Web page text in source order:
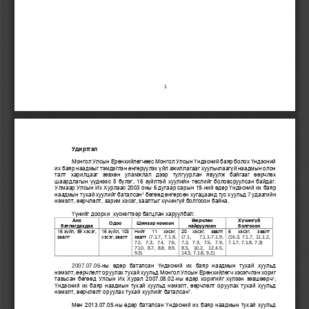
1
Удиртгал
Монгол Улсын Ерөнхийлөгчөөс Монгол Улсын Үндэсний баяр болох Үндэсний
их баяр наадмыг тэмдэглэн өнгөрүүлэх үйл ажиллагааг хуульчлаагүй наадмын олон
талт  харилцааг  зөвхөн  уламжлал  дээр
тулгуурлан  явуулж  байгааг  өөрчлөх
шаардлагын үүднээс 5 бүлэг, 16 зүйлтэй хуулийн төслийг боловсруулсан байдаг.
Улмаар Улсын Их Хурлаас 2003 оны 6 дугаар сарын 19-ний өдөр Үндэсний их баяр
наадмын тухай хуулийг баталсан1 бөгөөд өнгөрсөн хугацаанд тус хуульд 7 удаагийн
нэмэлт, өөрчлөлт, зарим хэсэг, заалтыг хүчингүй болгосон байна.
Үүнийг доорхи хүснэгтээр багцлан харуулбал:
Анх
батлагдахдаа
Одоо Шинээр нэмсэн
Өөрчлөн
найруулсан
Хүчингүй
болгосон
16 зүйл, 89 хэсэг,
заалт
16 зүйл, 103
хэсэг, заалт
Нийт   11   хэсэг,
заалт (7.1.7,  7.1.8,
7.2,   7.3,   7.4,   7.6,
7.10,  8.7,  8.8,  8.9,
9.3)
20   хэсэг,   заалт
(7.1, 7.1.1 7.1.9,
7.2,   7.3,   7.5,   7.9,
8.5,   10.2,   12.4.5,
14.3, 7.1.8, 9.2)
6   хэсэг,   заалт
(16.3, 7.1.7,  11.1.2,
7.1.7, 7.1.8, 7.3)
2007.07.06-ны  өдөр  баталсан
Үндэсний  их  баяр  наадмын  тухай  хуульд
нэмэлт, өөрчлөлт оруулах тухай хуульд Монгол Улсын Ерөнхийлөгч хэсэгчлэн хориг
тавьсан бөгөөд Улсын Их Хурал 2007.08.02-ны өдөр хоригийг хүлээн зөвшөөрч2,
Үндэсний их баяр наадмын тухай хуульд нэмэлт, өөрчлөлт оруулах тухай хуульд
нэмэлт, өөрчлөлт оруулах тухай хуулийг баталсан3.
Мөн 2013.07.05- ны өдөр баталсан Үндэсний их баяр наадмын тухай хуульд